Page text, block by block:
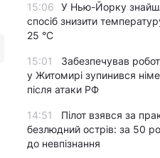
15:06
У Нью-Йорку
спосіб знизити
25 °C
15:01
Забезпечував
у Житомирі зупинився
після атаки РФ
14:51
Пілот взявся за
безлюдний острів: за 50
до невпізнання